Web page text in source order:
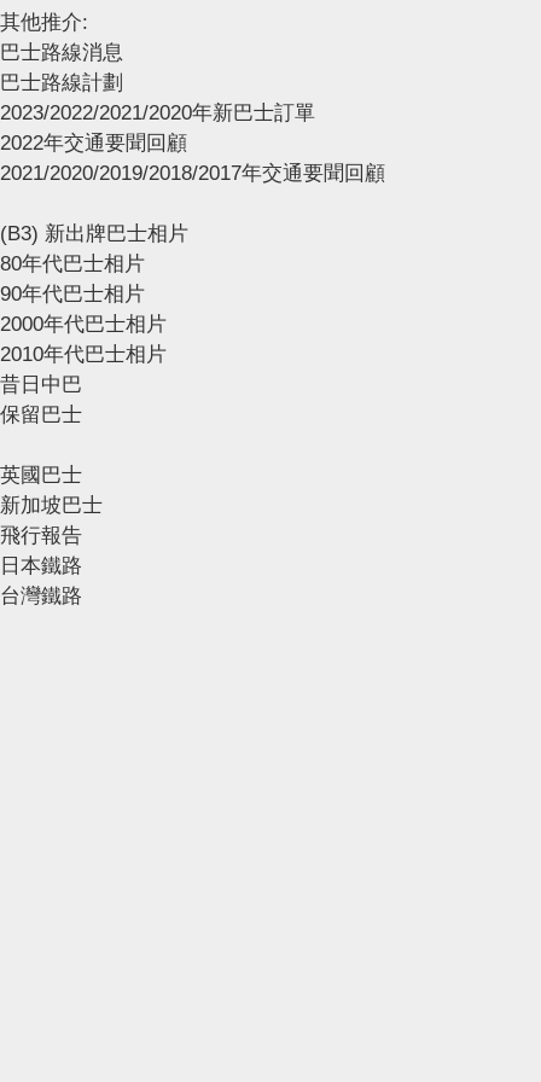
其他推介:
巴士路線消息
巴士路線計劃
2023/2022/2021/2020年新巴士訂單
2022年交通要聞回顧
2021/2020/2019/2018/2017年交通要聞回顧
(B3) 新出牌巴士相片
80年代巴士相片
90年代巴士相片
2000年代巴士相片
2010年代巴士相片
昔日中巴
保留巴士
英國巴士
新加坡巴士
飛行報告
日本鐵路
台灣鐵路